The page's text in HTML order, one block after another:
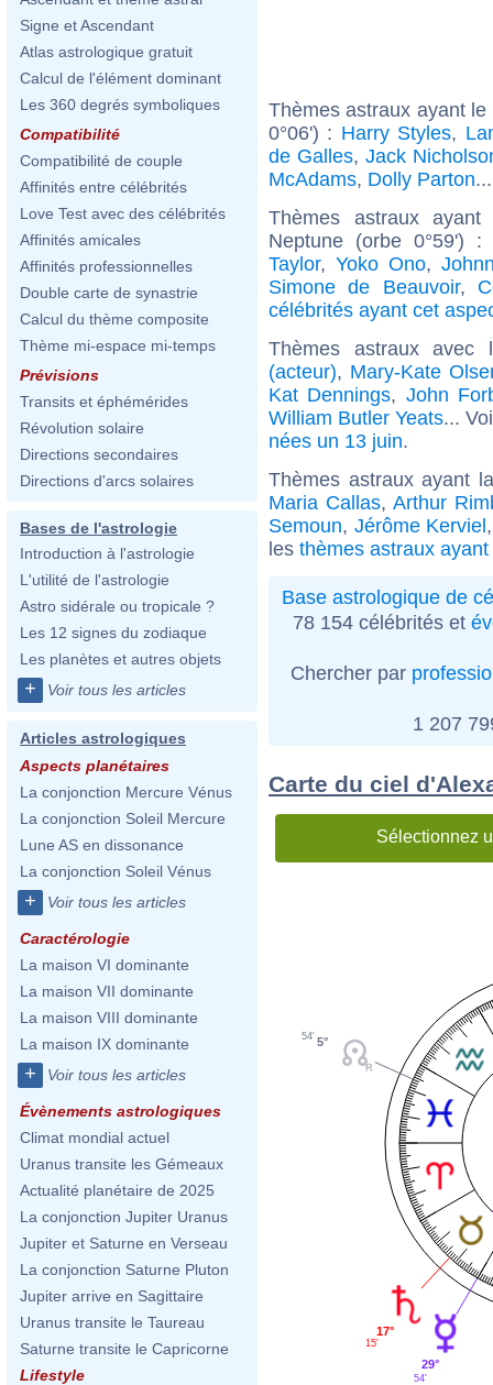
Signe et Ascendant
Atlas astrologique gratuit
Calcul de l'élément dominant
Les 360 degrés symboliques
Compatibilité
Compatibilité de couple
Affinités entre célébrités
Love Test avec des célébrités
Affinités amicales
Affinités professionnelles
Double carte de synastrie
Calcul du thème composite
Thème mi-espace mi-temps
Prévisions
Transits et éphémérides
Révolution solaire
Directions secondaires
Directions d'arcs solaires
Bases de l'astrologie
Introduction à l'astrologie
L'utilité de l'astrologie
Astro sidérale ou tropicale ?
Les 12 signes du zodiaque
Les planètes et autres objets
+ Voir tous les articles
Articles astrologiques
Aspects planétaires
La conjonction Mercure Vénus
La conjonction Soleil Mercure
Lune AS en dissonance
La conjonction Soleil Vénus
+ Voir tous les articles
Caractérologie
La maison VI dominante
La maison VII dominante
La maison VIII dominante
La maison IX dominante
+ Voir tous les articles
Évènements astrologiques
Climat mondial actuel
Uranus transite les Gémeaux
Actualité planétaire de 2025
La conjonction Jupiter Uranus
Jupiter et Saturne en Verseau
La conjonction Saturne Pluton
Jupiter arrive en Sagittaire
Uranus transite le Taureau
Saturne transite le Capricorne
Lifestyle
Thèmes astraux ayant
0°06') : Harry Styles,
de Galles, Jack
McAdams, Dolly Parton
Thèmes astraux
Neptune (orbe 0°59') :
Taylor,Yoko Ono,
Simone de Beauvoir,
célébrités ayant cet
Thèmes astraux
(acteur), Mary-Kate
Kat Dennings, John
William Butler Yeats...
nées un 13 juin.
Thèmes astraux ayant
Maria Callas, Arthur
Semoun, Jérôme Kerviel
les thèmes astraux
Base astrologique de
78 154 célébrités et
Chercher par
1 207
Carte du ciel
Sélectionnez
5°
54'
17°
15'
29°
54'